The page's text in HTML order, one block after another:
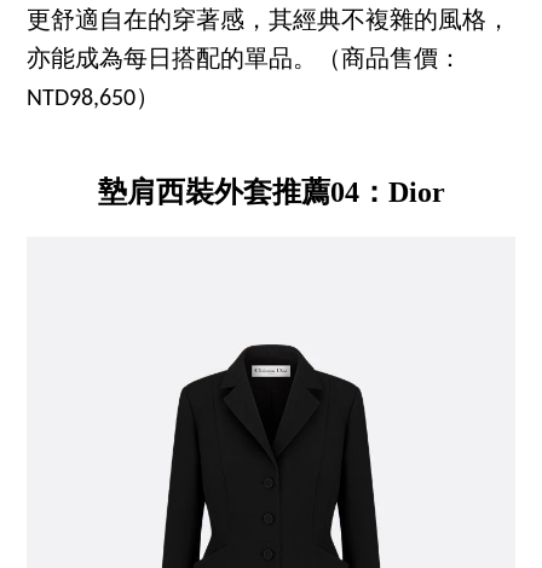
更舒適自在的穿著感，其經典不複雜的風格，
亦能成為每日搭配的單品。（商品售價：
NTD98,650）
墊肩西裝外套推薦04：Dior